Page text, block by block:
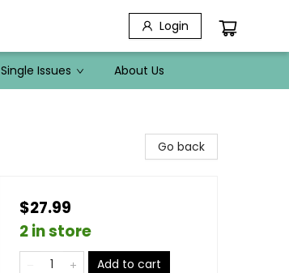
Login
Single Issues About Us
Go back
$27.99
2 in store
Add to cart